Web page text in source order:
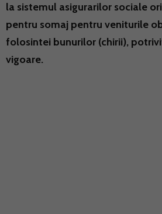
la sistemul asigurarilor sociale
pentru somaj pentru veniturile
folosintei bunurilor (chirii),
vigoare.